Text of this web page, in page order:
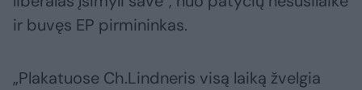
ir buvęs EP pirmininkas.
„Plakatuose Ch.Lindneris visą laiką žvelgia